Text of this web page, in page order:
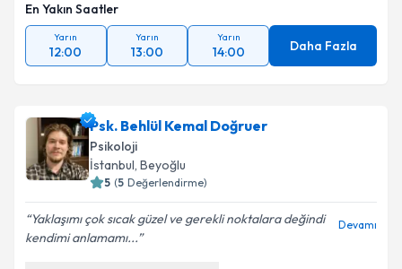
En Yakın Saatler
Yarın
12:00
Yarın
13:00
Yarın
14:00 Daha Fazla
Psk. Behlül Kemal Doğruer
Psikoloji
İstanbul, Beyoğlu
5 (5 Değerlendirme)
Yaklaşımı çok sıcak güzel ve gerekli noktalara değindi
kendimi anlamamı...
Devamı